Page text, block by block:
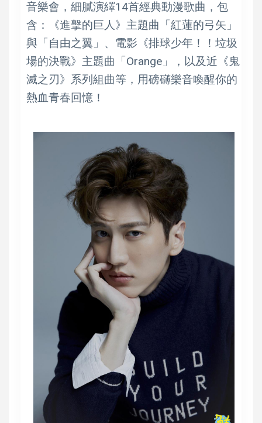
音樂會，細膩演繹14首經典動漫歌曲，包
含：《進擊的巨人》主題曲「紅蓮的弓矢」
與「自由之翼」、電影《排球少年！！垃圾
場的決戰》主題曲「Orange」，以及近《鬼
滅之刃》系列組曲等，用磅礴樂音喚醒你的
熱血青春回憶！